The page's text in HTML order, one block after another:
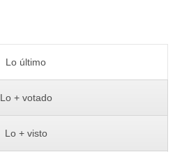
Lo último
Lo + votado
Lo + visto